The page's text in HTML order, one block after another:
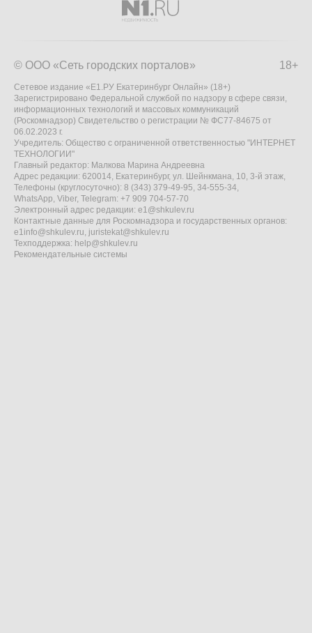
18+
© ООО «Сеть городских порталов»
Сетевое издание «Е1.РУ Екатеринбург Онлайн» (18+)
Зарегистрировано Федеральной службой по надзору в сфере связи,
информационных технологий и массовых коммуникаций
(Роскомнадзор) Свидетельство о регистрации № ФС77-84675 от
06.02.2023 г.
Учредитель: Общество с ограниченной ответственностью "ИНТЕРНЕТ
ТЕХНОЛОГИИ"
Главный редактор: Малкова Марина Андреевна
Адрес редакции: 620014, Екатеринбург, ул. Шейнкмана, 10, 3-й этаж,
Телефоны (круглосуточно): 8 (343) 379-49-95, 34-555-34,
WhatsApp, Viber, Telegram: +7 909 704-57-70
Электронный адрес редакции: e1@shkulev.ru
Контактные данные для Роскомнадзора и государственных органов:
e1info@shkulev.ru, juristekat@shkulev.ru
Техподдержка: help@shkulev.ru
Рекомендательные системы